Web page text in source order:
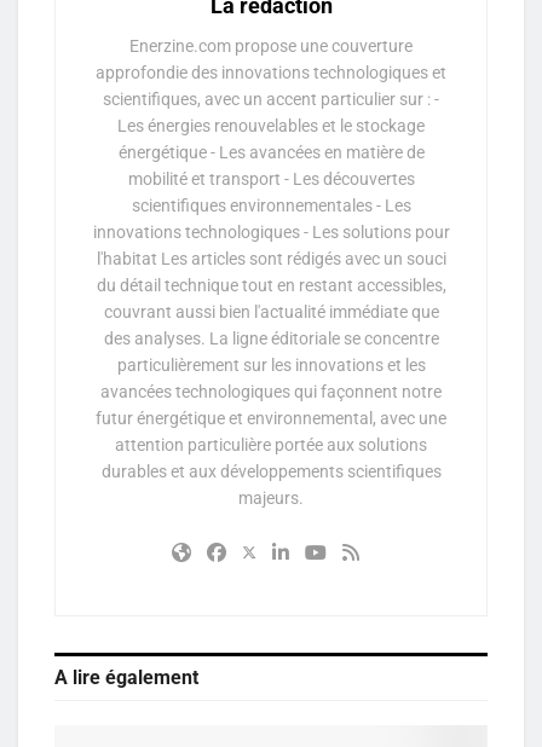
La rédaction
Enerzine.com propose une couverture
approfondie des innovations technologiques et
scientifiques, avec un accent particulier sur : -
Les énergies renouvelables et le stockage
énergétique - Les avancées en matière de
mobilité et transport - Les découvertes
scientifiques environnementales - Les
innovations technologiques - Les solutions pour
l'habitat Les articles sont rédigés avec un souci
du détail technique tout en restant accessibles,
couvrant aussi bien l'actualité immédiate que
des analyses. La ligne éditoriale se concentre
particulièrement sur les innovations et les
avancées technologiques qui façonnent notre
futur énergétique et environnemental, avec une
attention particulière portée aux solutions
durables et aux développements scientifiques
majeurs.
A lire également